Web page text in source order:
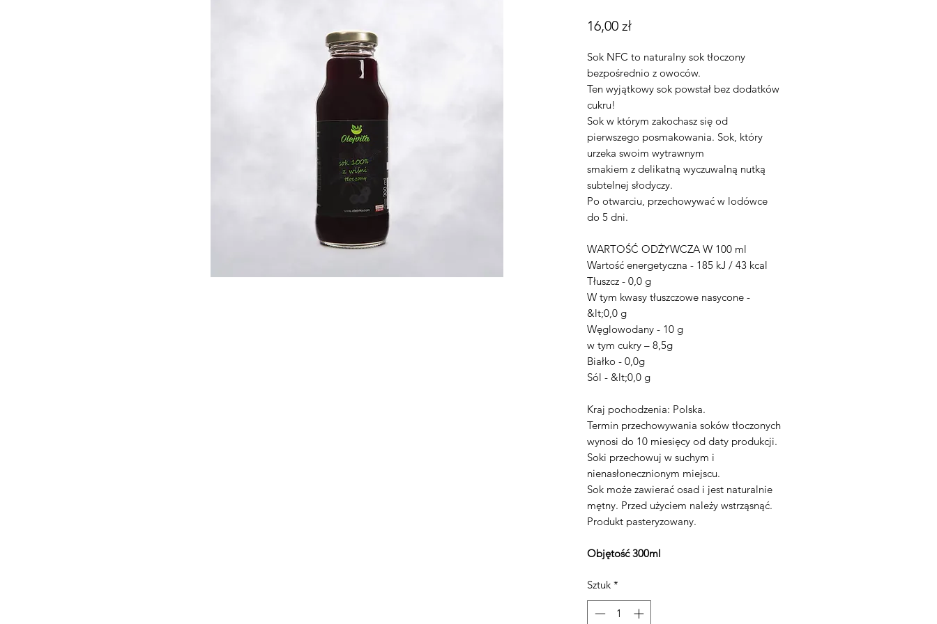
16,00 złCena
Sok NFC to naturalny sok tłoczony
bezpośrednio z owoców.
Ten wyjątkowy sok powstał bez dodatków
cukru!
Sok w którym zakochasz się od
pierwszego posmakowania. Sok, który
urzeka swoim wytrawnym
smakiem z delikatną wyczuwalną nutką
subtelnej słodyczy.
Po otwarciu, przechowywać w lodówce
do 5 dni.
WARTOŚĆ ODŻYWCZA W 100 ml
Wartość energetyczna - 185 kJ / 43 kcal
Tłuszcz - 0,0 g
W tym kwasy tłuszczowe nasycone -
&lt;0,0 g
Węglowodany - 10 g
w tym cukry – 8,5g
Białko - 0,0g
Sól - &lt;0,0 g
Kraj pochodzenia: Polska.
Termin przechowywania soków tłoczonych
wynosi do 10 miesięcy od daty produkcji.
Soki przechowuj w suchym i
nienasłonecznionym miejscu.
Sok może zawierać osad i jest naturalnie
mętny. Przed użyciem należy wstrząsnąć.
Produkt pasteryzowany.
Objętość 300ml
Sztuk *